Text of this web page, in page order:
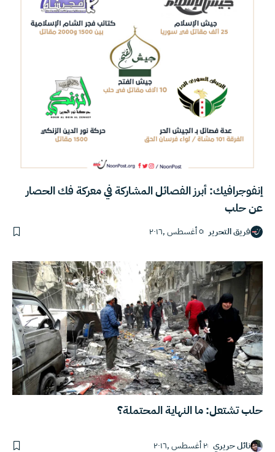
إنفوجرافيك: أبرز الفصائل المشاركة في معركة فك الحصار
عن حلب
فريق التحرير ٥ أغسطس ,٢٠١٦
حلب تشتعل: ما النهاية المحتملة؟
نائل حريري ٢ أغسطس ,٢٠١٦